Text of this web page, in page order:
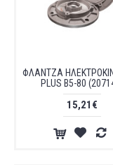
ΦΛΑΝΤΖΑ
PLUS B5-80
15,21€